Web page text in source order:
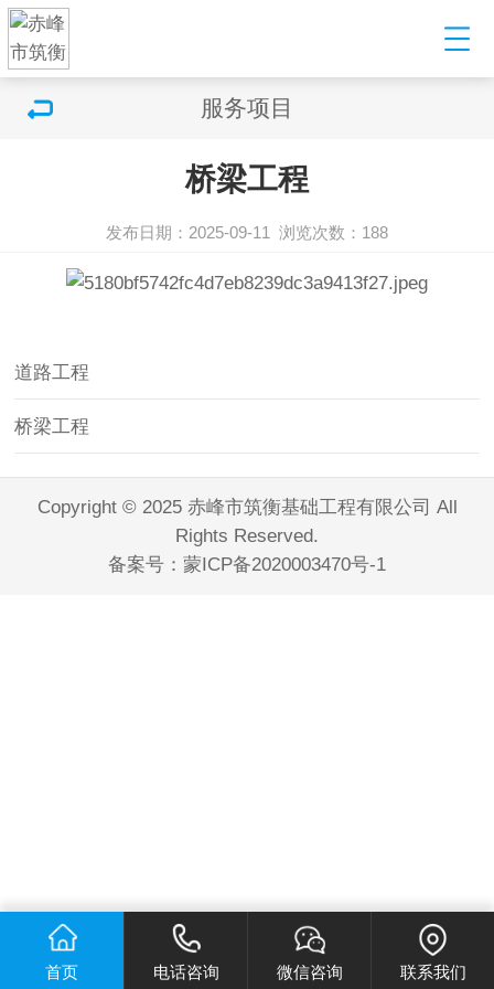
服务项目
桥梁工程
发布日期：2025-09-11 浏览次数：188
道路工程
桥梁工程
Copyright © 2025 赤峰市筑衡基础工程有限公司 All
Rights Reserved.
备案号： 蒙ICP备2020003470号-1
首页 电话咨询 微信咨询 联系我们